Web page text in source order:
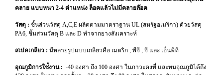
คลาย แบบหนา 2-4 ตำแหน่ง ล็อคแล้วไม่มีคลายล๊อค
วัสดุ : ชิ้นส่วนวัสดุ A,C,E ผลิตตามมาตราฐาน UL (สหรัฐอเมริกา) ด้วยวัสดุ
PA6, ชิ้นส่วนวัสดุ B และ D ทำจากยางสังเคราะห์
สเปคเกลียว : มีหลายรูปแบบเกลียวคือ เมตริก , พีจี , จี และ เอ็นพีที
อุณภูมิการใช่้งาน : -40 องศา ถึง 100 องศา ในภาวะคงที่ และทนอุณภูมิได้ถึง